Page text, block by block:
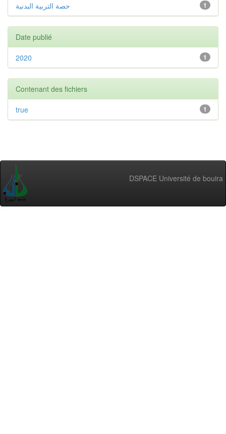
1 حصة التربية البدنية
Date publié
1
2020
Contenant des fichiers
1
true
DSPACE Université de bouira